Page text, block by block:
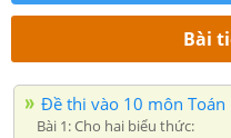
Bài
Đề thi vào 10 môn Toán
Bài 1: Cho hai biểu thức: